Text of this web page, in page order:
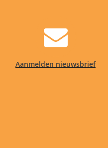
Aanmelden nieuwsbrief